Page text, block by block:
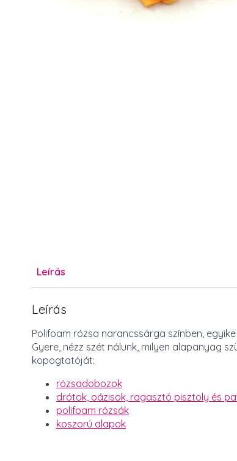
Leírás
Leírás
Polifoam rózsa narancssárga színben,
Gyere, nézz szét nálunk, milyen alapanyag
kopogtatóját:
rózsadobozok
drótok, oázisok, ragasztó pisztoly és
polifoam rózsák
koszorú alapok